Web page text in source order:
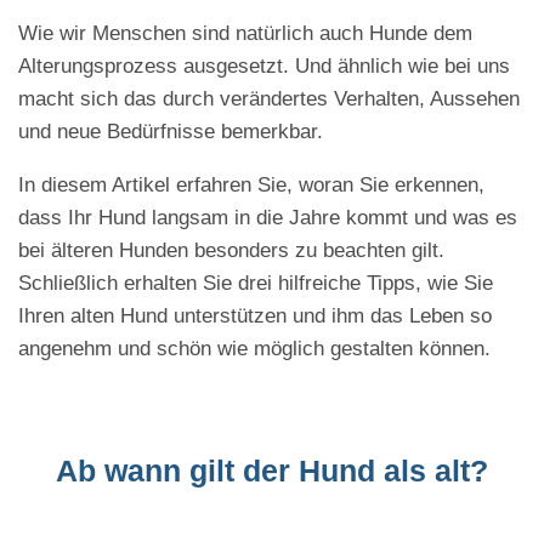
Wie wir Menschen sind natürlich auch Hunde dem
Alterungsprozess ausgesetzt. Und ähnlich wie bei uns
macht sich das durch verändertes Verhalten, Aussehen
und neue Bedürfnisse bemerkbar.
In diesem Artikel erfahren Sie, woran Sie erkennen,
dass Ihr Hund langsam in die Jahre kommt und was es
bei älteren Hunden besonders zu beachten gilt.
Schließlich erhalten Sie drei hilfreiche Tipps, wie Sie
Ihren alten Hund unterstützen und ihm das Leben so
angenehm und schön wie möglich gestalten können.
Ab wann gilt der Hund als alt?